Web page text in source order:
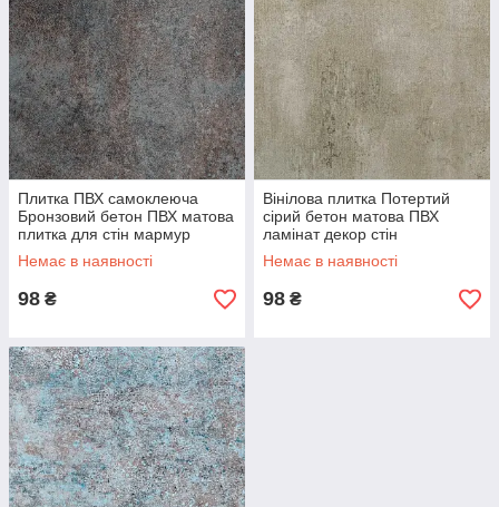
Плитка ПВХ самоклеюча
Бронзовий бетон ПВХ матова
плитка для стін мармур
камінь 30х60 см СВП-113-М
SW-00000502
Немає в наявності
98 ₴
Вінілова плитка Потертий
сірий бетон матова ПВХ
ламінат декор стін
самоклеюча 30х60 см
(СВП-114-М) SW-00000503
Немає в наявності
98 ₴